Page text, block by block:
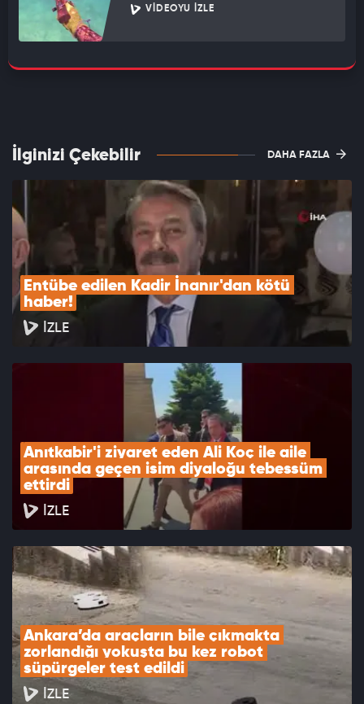
VIDEOYU İZLE
İlginizi Çekebilir DAHA FAZLA
Entübe edilen Kadir İnanır'dan kötü
haber!
İZLE
Anıtkabir'i ziyaret eden Ali Koç ile aile
arasında geçen isim diyaloğu tebessüm
ettirdi
İZLE
Ankara’da araçların bile çıkmakta
zorlandığı yokuşta bu kez robot
süpürgeler test edildi
İZLE